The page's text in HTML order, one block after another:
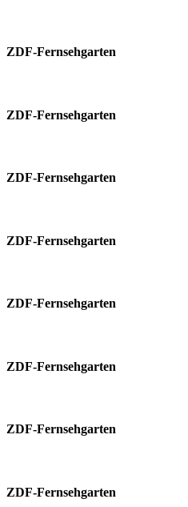
ZDF-Fernsehgarten
ZDF-Fernsehgarten
ZDF-Fernsehgarten
ZDF-Fernsehgarten
ZDF-Fernsehgarten
ZDF-Fernsehgarten
ZDF-Fernsehgarten
ZDF-Fernsehgarten